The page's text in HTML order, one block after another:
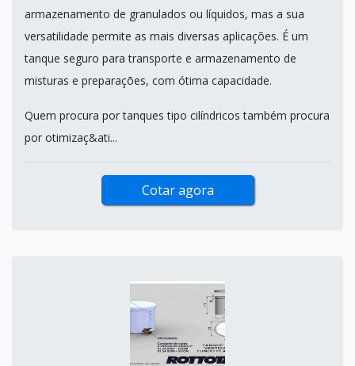
armazenamento de granulados ou líquidos, mas a sua
versatilidade permite as mais diversas aplicações. É um
tanque seguro para transporte e armazenamento de
misturas e preparações, com ótima capacidade.
Quem procura por tanques tipo cilíndricos também procura
por otimizaç&ati...
Cotar agora